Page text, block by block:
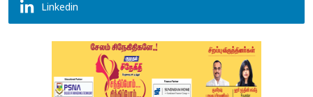
Linkedin